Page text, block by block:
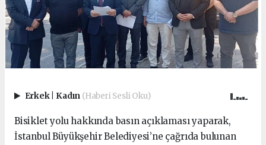
Erkek Kadın (Haberi Sesli Oku)
Bisiklet yolu hakkında basın açıklaması yaparak,
İstanbul Büyükşehir Belediyesi’ne çağrıda bulunan